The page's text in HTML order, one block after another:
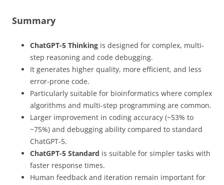
Summary
ChatGPT-5 Thinking is designed for complex, multi-
step reasoning and code debugging.
It generates higher quality, more efficient, and less
error-prone code.
Particularly suitable for bioinformatics where complex
algorithms and multi-step programming are common.
Larger improvement in coding accuracy (~53% to
~75%) and debugging ability compared to standard
ChatGPT-5.
ChatGPT-5 Standard is suitable for simpler tasks with
faster response times.
Human feedback and iteration remain important for